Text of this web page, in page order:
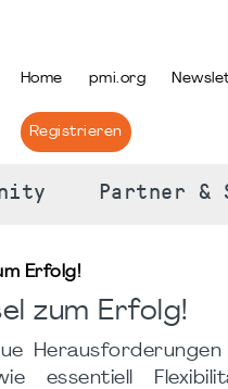
Home pmi.org
Registrieren
Partner &
Erfolg!
zum Erfolg!
essentiell